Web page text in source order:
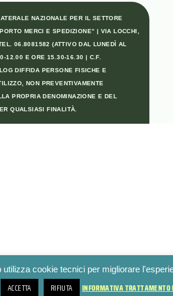
NAZIONALE PER IL SETTORE
MERCI E SPEDIZIONE” | VIA LOCCHI,
06.8081582 (ATTIVO DAL LUNEDÌ AL
12.00 E ORE 15.30-16.30 | C.F.
DIFFIDA PERSONE FISICHE E
NON PREVENTIVAMENTE
PROPRIA DENOMINAZIONE E DEL
QUALSIASI FINALITÀ.
utilizza cookie tecnici per migliorare
ACCETTA RIFIUTA INFORMATIVA TRATTAMENTO